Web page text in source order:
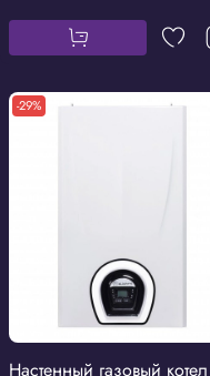
-29%
Настенный газовый котел